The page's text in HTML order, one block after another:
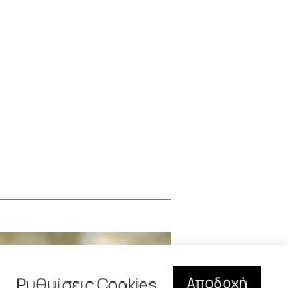
Ρυθμίσεις Cookies Αποδοχή